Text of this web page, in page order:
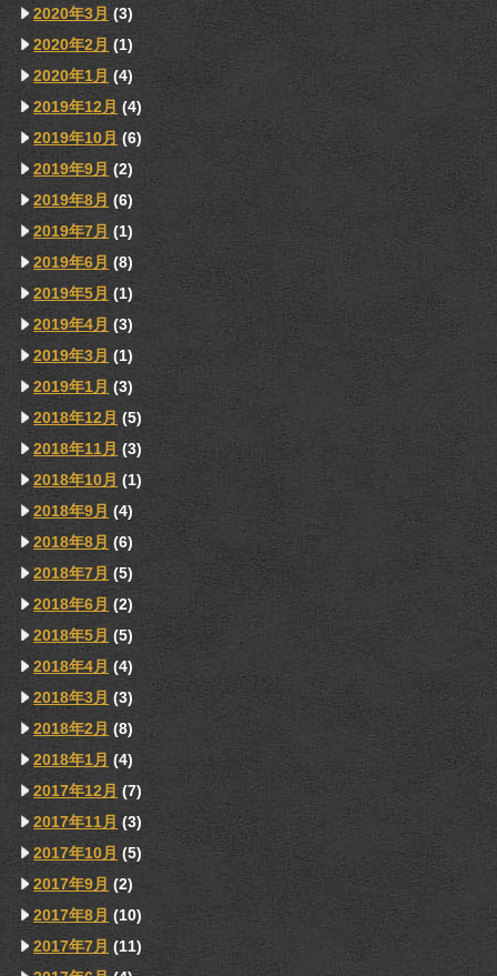
2020年3月 (3)
2020年2月 (1)
2020年1月 (4)
2019年12月 (4)
2019年10月 (6)
2019年9月 (2)
2019年8月 (6)
2019年7月 (1)
2019年6月 (8)
2019年5月 (1)
2019年4月 (3)
2019年3月 (1)
2019年1月 (3)
2018年12月 (5)
2018年11月 (3)
2018年10月 (1)
2018年9月 (4)
2018年8月 (6)
2018年7月 (5)
2018年6月 (2)
2018年5月 (5)
2018年4月 (4)
2018年3月 (3)
2018年2月 (8)
2018年1月 (4)
2017年12月 (7)
2017年11月 (3)
2017年10月 (5)
2017年9月 (2)
2017年8月 (10)
2017年7月 (11)